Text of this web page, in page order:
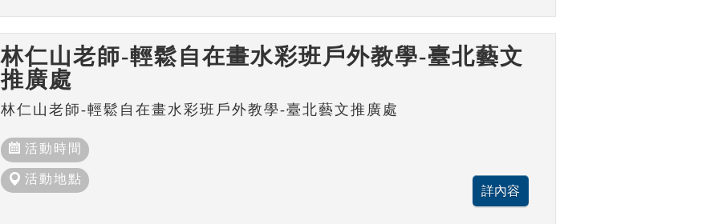
林仁山老師-輕鬆自在畫水彩班戶外教學-臺北藝文
推廣處
林仁山老師-輕鬆自在畫水彩班戶外教學-臺北藝文推廣處
活動時間
活動地點